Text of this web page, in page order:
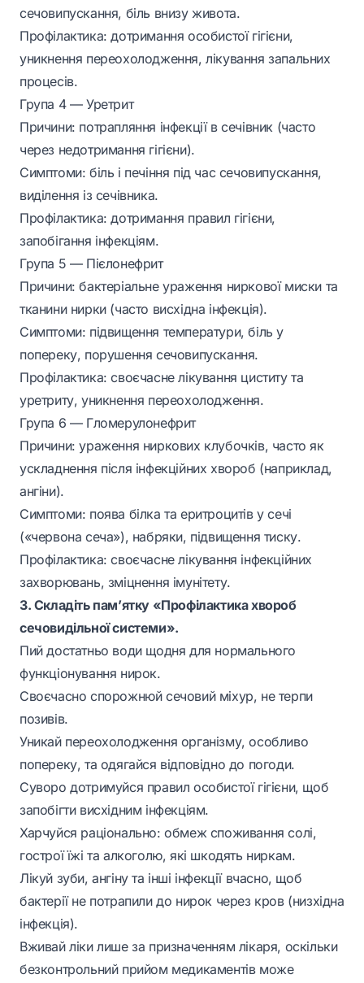
сечовипускання, біль внизу живота.
Профілактика: дотримання особистої гігієни,
уникнення переохолодження, лікування запальних
процесів.
Група 4 — Уретрит
Причини: потрапляння інфекції в сечівник (часто
через недотримання гігієни).
Симптоми: біль і печіння під час сечовипускання,
виділення із сечівника.
Профілактика: дотримання правил гігієни,
запобігання інфекціям.
Група 5 — Пієлонефрит
Причини: бактеріальне ураження ниркової миски та
тканини нирки (часто висхідна інфекція).
Симптоми: підвищення температури, біль у
попереку, порушення сечовипускання.
Профілактика: своєчасне лікування циститу та
уретриту, уникнення переохолодження.
Група 6 — Гломерулонефрит
Причини: ураження ниркових клубочків, часто як
ускладнення після інфекційних хвороб (наприклад,
ангіни).
Симптоми: поява білка та еритроцитів у сечі
(«червона сеча»), набряки, підвищення тиску.
Профілактика: своєчасне лікування інфекційних
захворювань, зміцнення імунітету.
3. Складіть пам’ятку «Профілактика хвороб
сечовидільної системи».
Пий достатньо води щодня для нормального
функціонування нирок.
Своєчасно спорожнюй сечовий міхур, не терпи
позивів.
Уникай переохолодження організму, особливо
попереку, та одягайся відповідно до погоди.
Суворо дотримуйся правил особистої гігієни, щоб
запобігти висхідним інфекціям.
Харчуйся раціонально: обмеж споживання солі,
гострої їжі та алкоголю, які шкодять ниркам.
Лікуй зуби, ангіну та інші інфекції вчасно, щоб
бактерії не потрапили до нирок через кров (низхідна
інфекція).
Вживай ліки лише за призначенням лікаря, оскільки
безконтрольний прийом медикаментів може